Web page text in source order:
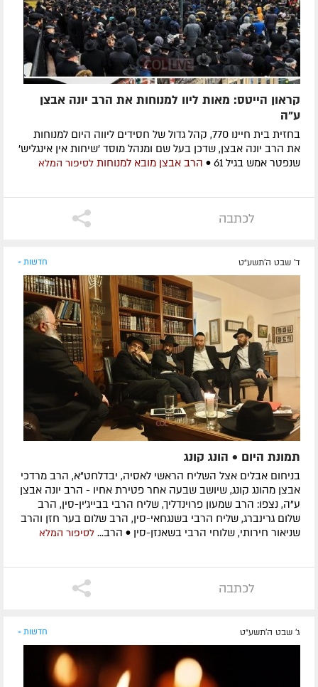
קראון הייטס: מאות ליוו למנוחות את הרב יונה אבצן
ע"ה
בחזית בית חיינו 770, קהל גדול של חסידים ליווה היום למנוחות
את הרב יונה אבצן, שדכן בעל שם ומנהל מוסד 'שיחות אין אינגליש'
שנפטר אמש בגיל 61 •
הרב אבצן מובא למנוחות לסיפור המלא
לכתבה
ד' שבט ה׳תשע״ט חדשות »
תמונת היום • הונג קונג
בניחום אבלים אצל השליח הראשי לאסיה, יבדלחט"א, הרב מרדכי
אבצן מהונג קונג, שיושב שבעה אחר פטירת אחיו - הרב יונה אבצן
ע"ה, נצפו: הרב שמעון פרוינדליך, שליח הרבי בבייג'ין-סין, הרב
שלום גרינברג, שליח הרבי בשנגחאי-סין, הרב שלום בער חזן והרב
שניאור חירותי, שלוחי הרבי בשאנזן-סין • הרב... לסיפור המלא
לכתבה
ג' שבט ה׳תשע״ט חדשות »